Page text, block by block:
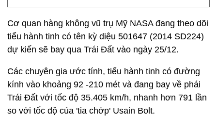
Cơ quan hàng không vũ trụ Mỹ NASA đang theo dõi
tiểu hành tinh có tên kỳ diệu 501647 (2014 SD224)
dự kiến sẽ bay qua Trái Đất vào ngày 25/12.
Các chuyên gia ước tính, tiểu hành tinh có đường
kính vào khoảng 92 -210 mét và đang bay về phái
Trái Đất với tốc độ 35.405 km/h, nhanh hơn 791 lần
so với tốc độ của 'tia chớp' Usain Bolt.